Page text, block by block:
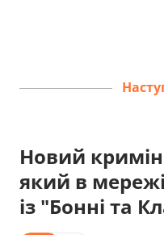
Новий
який в
із "Бонні та